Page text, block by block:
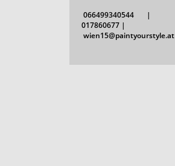
066499340544 |
017860677 |
wien15@paintyourstyle.at